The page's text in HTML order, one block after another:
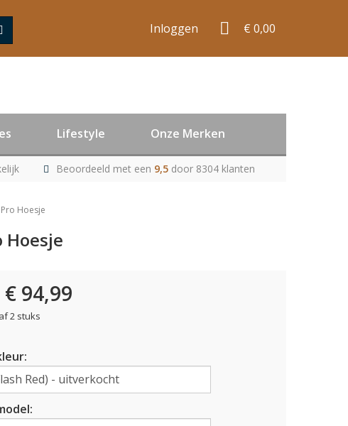
Inloggen € 0,00
Lifestyle Onze Merken
Beoordeeld met een 9,5 door 8304 klanten
Hoesje
Hoesje
€ 94,99
2 stuks